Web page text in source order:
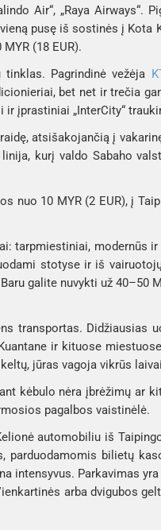
Air“, „Raya Airways“.
pusę iš sostinės į Kota
(18 EUR).
Pagrindinė vežėja
bet net ir trečia
įprastiniai „InterCity“
atsišakojančią į
kurį valdo Sabaho
nuo 10 MYR (2 EUR), į
tarpmiestiniai, modernūs
stotyse ir iš
galite nuvykti už 40–50
transportas. Didžiausias
ir kituose
jūras vagoja vikrūs
kėbulo nėra įbrėžimų ar
pagalbos vaistinėlė.
automobiliu iš
parduodamomis bilietų
intensyvus. Parkavimas
arba dvigubos